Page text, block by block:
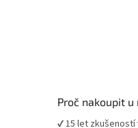
Proč nakoupit u
✔ 15 let